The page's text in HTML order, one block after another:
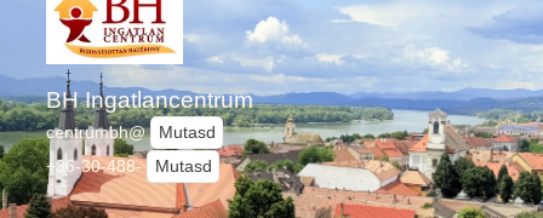
BH Ingatlancentrum
centrumbh@
Mutasd
+36-30-488-
Mutasd